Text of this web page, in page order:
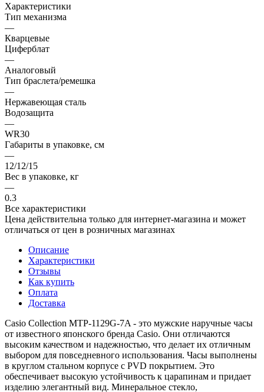
Характеристики
Тип механизма
—
Кварцевые
Циферблат
—
Аналоговый
Тип браслета/ремешка
—
Нержавеющая сталь
Водозащита
—
WR30
Габариты в упаковке, см
—
12/12/15
Вес в упаковке, кг
—
0.3
Все характеристики
Цена действительна только для интернет-магазина и может
отличаться от цен в розничных магазинах
Описание
Характеристики
Отзывы
Как купить
Оплата
Доставка
Casio Collection MTP-1129G-7A - это мужские наручные часы
от известного японского бренда Casio. Они отличаются
высоким качеством и надежностью, что делает их отличным
выбором для повседневного использования. Часы выполнены
в круглом стальном корпусе с PVD покрытием. Это
обеспечивает высокую устойчивость к царапинам и придает
изделию элегантный вид. Минеральное стекло,